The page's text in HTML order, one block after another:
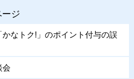
ジ
なトク!」のポイント付与の誤
会